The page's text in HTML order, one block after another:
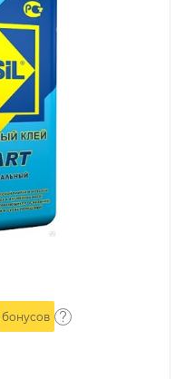
бонусов